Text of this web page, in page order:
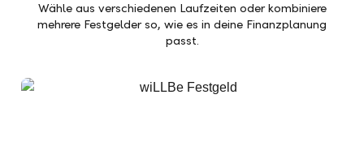
Wähle aus verschiedenen Laufzeiten oder kombiniere
mehrere Festgelder so, wie es in deine Finanzplanung
passt.